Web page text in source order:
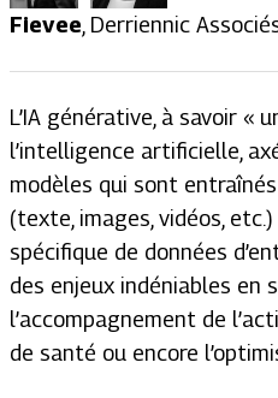
Fievee, Derriennic
L’IA générative, à savoir «
l’intelligence artificielle,
modèles qui sont
(texte, images, vidéos,
spécifique de données
des enjeux indéniables en
l’accompagnement de
de santé ou encore